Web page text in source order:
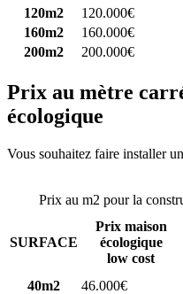
120m2
120.000€
160m2
160.000€
200m2
200.000€
Prix au mètre
écologique
Vous souhaitez faire installer
Prix au m2 pour la
SURFACE
Prix maison
écologique
low cost
40m2
46.000€